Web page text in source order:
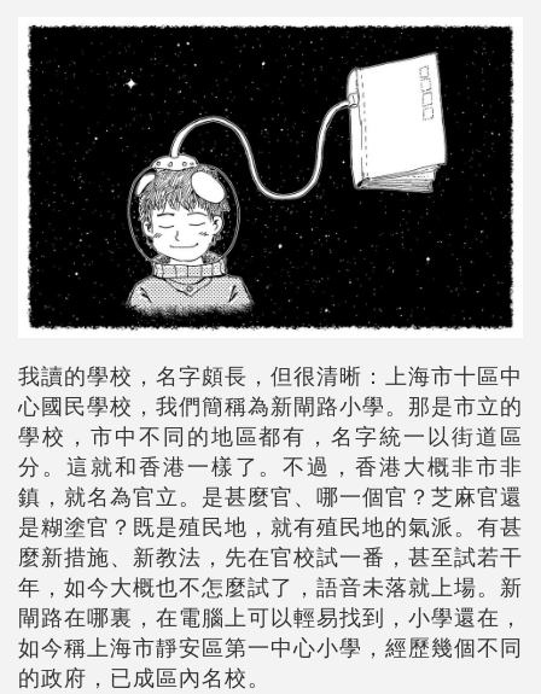
我讀的學校，名字頗長，但很清晰：上海市十區中
心國民學校，我們簡稱為新閘路小學。那是市立的
學校，市中不同的地區都有，名字統一以街道區
分。這就和香港一樣了。不過，香港大概非市非
鎮，就名為官立。是甚麼官、哪一個官？芝麻官還
是糊塗官？既是殖民地，就有殖民地的氣派。有甚
麼新措施、新教法，先在官校試一番，甚至試若干
年，如今大概也不怎麼試了，語音未落就上場。新
閘路在哪裏，在電腦上可以輕易找到，小學還在，
如今稱上海市靜安區第一中心小學，經歷幾個不同
的政府，已成區內名校。